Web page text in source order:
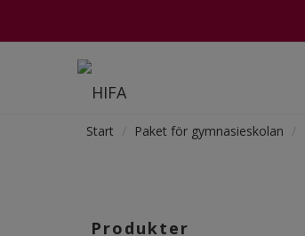
Start Paket för gymnasieskolan
Produkter